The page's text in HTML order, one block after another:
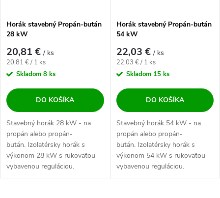
Horák stavebný Propán-bután
28 kW
20,81 €/ ks
Jednotková cena:
20,81 € / 1 ks
Skladom 8 ks
DO KOŠÍKA
Stavebný horák 28 kW - na
propán alebo propán-
bután. Izolatérsky horák s
výkonom 28 kW s rukoväťou
vybavenou reguláciou.
Horák stavebný Propán-bután
54 kW
22,03 €/ ks
Jednotková cena:
22,03 € / 1 ks
Skladom 15 ks
DO KOŠÍKA
Stavebný horák 54 kW - na
propán alebo propán-
bután. Izolatérsky horák s
výkonom 54 kW s rukoväťou
vybavenou reguláciou.